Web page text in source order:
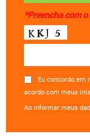
*Preencha com
Eu concordo em
acordo com meus
Ao informar meus